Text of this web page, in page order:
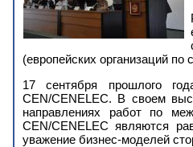
(европейских организаций по
17 сентября прошлого
CEN/CENELEC. В своем
направлениях работ по
CEN/CENELEC являются
уважение бизнес-моделей